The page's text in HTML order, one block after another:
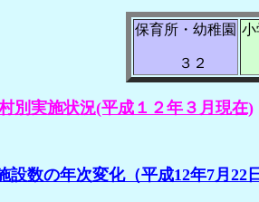
保育所・幼稚園
３２
小
別実施状況(平成１２年３月現在)
数の年次変化（平成12年7月